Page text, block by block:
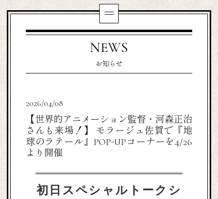
NEWS
お知らせ
2026/04/08
【世界的アニメーション監督・河森正治
さんも来場！】 モラージュ佐賀で『地
球のラテール』POP-UPコーナーを4/26
より開催
初日スペシャルトークシ